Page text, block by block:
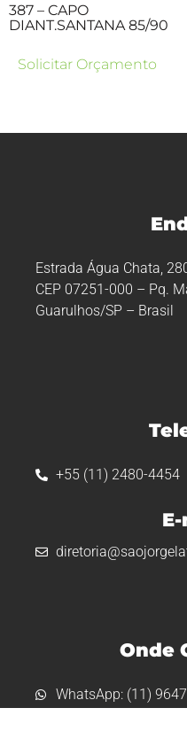
387 – CAPO
DIANT.SANTANA 85/90
Solicitar Orçamento
Estrada Água Chata,
CEP 07251-000 – Pq.
Guarulhos/SP – Brasil
+55 (11) 2480-4454
Onde
WhatsApp: (11)